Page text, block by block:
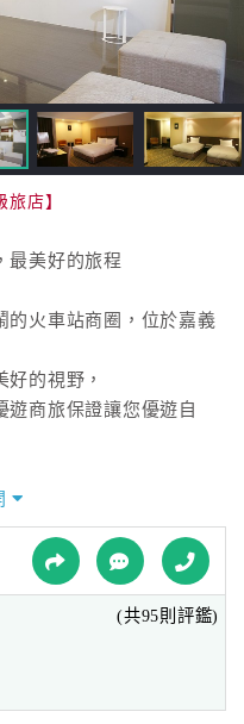
店】
最美好的旅程
的火車站商圈，位於嘉義
的視野，
商旅保證讓您優遊自
栩如生的描繪台灣寶島的
夏海、深紅色系的秋楓、
湊出每一個屬於自己的美
遊，都可輕鬆體驗嘉義縣
樂趣。
(共95則評鑑)